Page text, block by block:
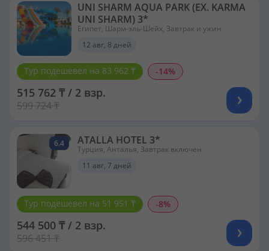
UNI SHARM AQUA PARK (EX. KARMA
UNI SHARM) 3*
Египет, Шарм-эль-Шейх, Завтрак и ужин
12 авг, 8 дней
Тур подешевел на 83 962 ₸ -14%
515 762 ₸ / 2 взр.
599 724 ₸
6.4 ATALLA HOTEL 3*
Турция, Анталья, Завтрак включен
11 авг, 7 дней
Тур подешевел на 51 951 ₸ -8%
544 500 ₸ / 2 взр.
596 451 ₸